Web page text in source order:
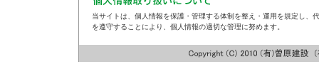
当サイトは、個人情報を保護・管理する体制を整え・運用を規定し、
を遵守することにより、個人情報の適切な管理に努めます。